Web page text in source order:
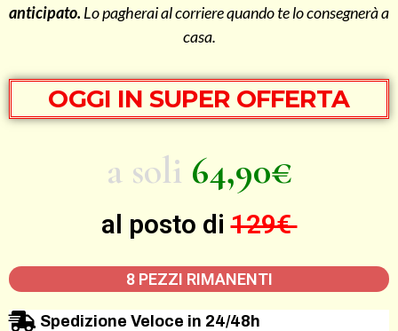
anticipato. Lo pagherai al corriere quando te lo consegnerà a
casa.
OGGI IN SUPER OFFERTA
a soli 64,90€
al posto di129€
8 PEZZI RIMANENTI
Spedizione Veloce in 24/48h